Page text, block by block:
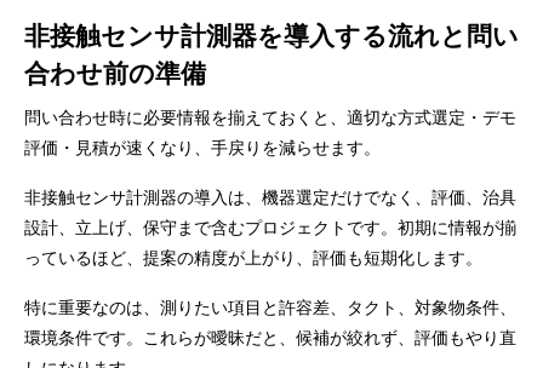
非接触センサ計測器を導入する流れと問い
合わせ前の準備
問い合わせ時に必要情報を揃えておくと、適切な方式選定・デモ
評価・見積が速くなり、手戻りを減らせます。
非接触センサ計測器の導入は、機器選定だけでなく、評価、治具
設計、立上げ、保守まで含むプロジェクトです。初期に情報が揃
っているほど、提案の精度が上がり、評価も短期化します。
特に重要なのは、測りたい項目と許容差、タクト、対象物条件、
環境条件です。これらが曖昧だと、候補が絞れず、評価もやり直